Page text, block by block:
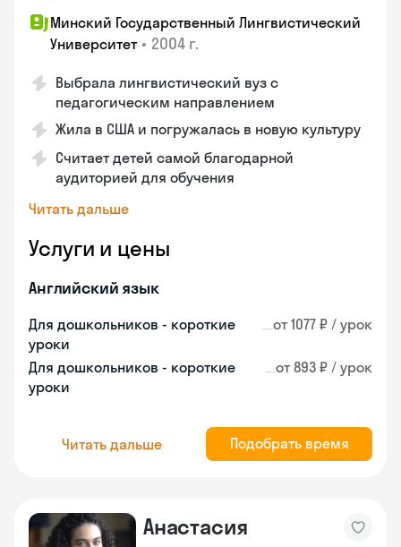
Минский Государственный Лингвистический
Университет • 2004 г.
Выбрала лингвистический вуз с
педагогическим направлением
Жила в США и погружалась в новую культуру
Считает детей самой благодарной
аудиторией для обучения
Читать дальше
Услуги и цены
Английский язык
Для дошкольников - короткие
уроки
от 1077 ₽ / урок
Для дошкольников - короткие
уроки
от 893 ₽ / урок
Читать дальше Подобрать время
Анастасия